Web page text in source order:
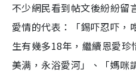
不少網民看到帖文後紛紛留
愛情的代表：「錫吓忍吓，
生有幾多18年，繼續恩愛
美满，永浴愛河」、「媽咪